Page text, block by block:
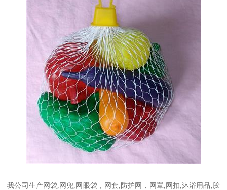
我公司生产网袋,网兜,网眼袋，网套,防护网，网罩,网扣,沐浴用品,胶